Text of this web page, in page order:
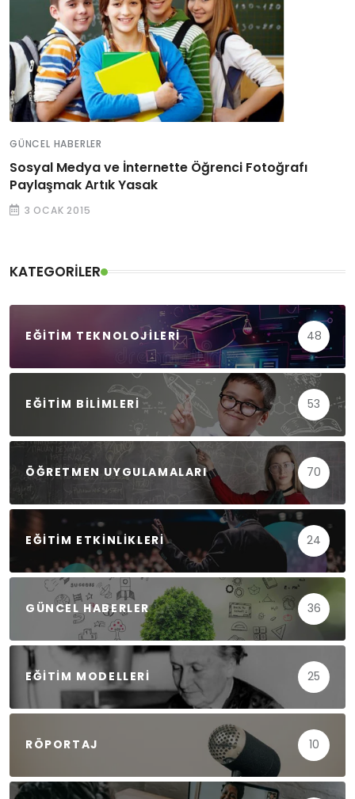
GÜNCEL HABERLER
Sosyal Medya ve İnternette Öğrenci Fotoğrafı
Paylaşmak Artık Yasak
3 OCAK 2015
KATEGORILER
EĞITIM TEKNOLOJILERI 48
EĞITIM BILIMLERI 53
ÖĞRETMEN UYGULAMALARI 70
EĞITIM ETKINLIKLERI 24
GÜNCEL HABERLER 36
EĞITIM MODELLERI 25
RÖPORTAJ 10